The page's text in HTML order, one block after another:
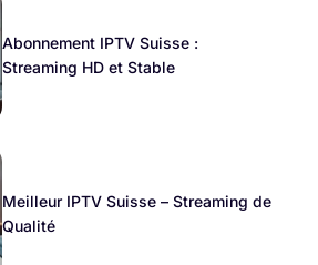
Abonnement IPTV Suisse :
Streaming HD et Stable
Meilleur IPTV Suisse – Streaming de
Qualité